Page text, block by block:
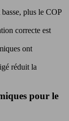
plus le COP
correcte est
ont
réduit la
pour le